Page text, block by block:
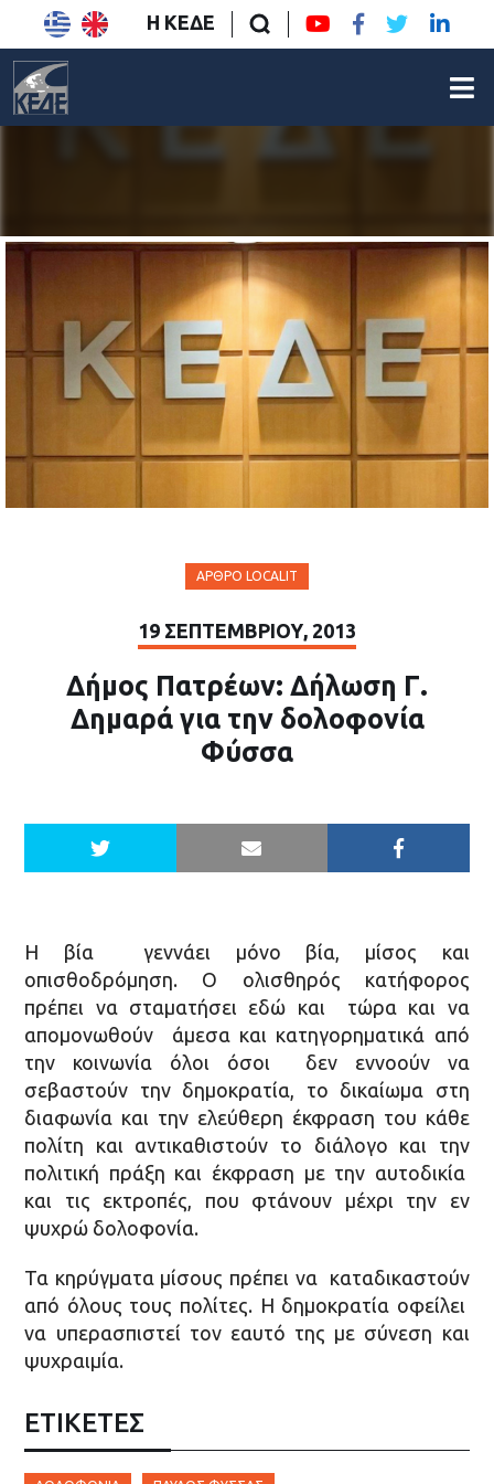
Η ΚΕΔΕ
ΆΡΘΡΟ LOCALIT
19 ΣΕΠΤΕΜΒΡΊΟΥ, 2013
Δήμος Πατρέων: Δήλωση Γ.
Δημαρά για την δολοφονία
Φύσσα
H βία γεννάει μόνο βία, μίσος και
οπισθοδρόμηση. Ο ολισθηρός κατήφορος
πρέπει να σταματήσει εδώ και τώρα και να
απομονωθούν άμεσα και κατηγορηματικά από
την κοινωνία όλοι όσοι δεν εννοούν να
σεβαστούν την δημοκρατία, το δικαίωμα στη
διαφωνία και την ελεύθερη έκφραση του κάθε
πολίτη και αντικαθιστούν το διάλογο και την
πολιτική πράξη και έκφραση με την αυτοδικία
και τις εκτροπές, που φτάνουν μέχρι την εν
ψυχρώ δολοφονία.
Τα κηρύγματα μίσους πρέπει να καταδικαστούν
από όλους τους πολίτες. H δημοκρατία οφείλει
να υπερασπιστεί τον εαυτό της με σύνεση και
ψυχραιμία.
ΕΤΙΚΈΤΕΣ